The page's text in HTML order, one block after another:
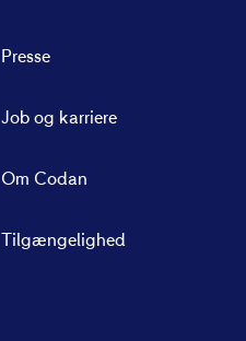
Presse
Job og karriere
Om Codan
Tilgængelighed